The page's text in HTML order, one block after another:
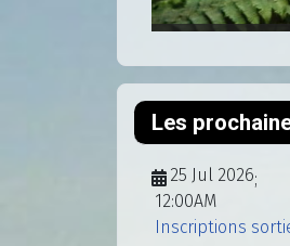
Les
25 Jul 2026;
12:00AM
Inscriptions